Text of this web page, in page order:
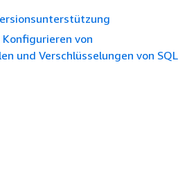
Konfigurieren von
und Verschlüsselungen von SQL